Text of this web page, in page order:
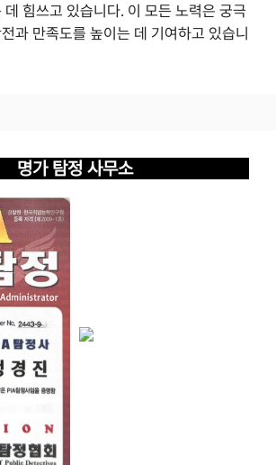
힘쓰고 있습니다. 이 모든 노력은 궁극
과 만족도를 높이는 데 기여하고 있습니
명가 탐정 사무소